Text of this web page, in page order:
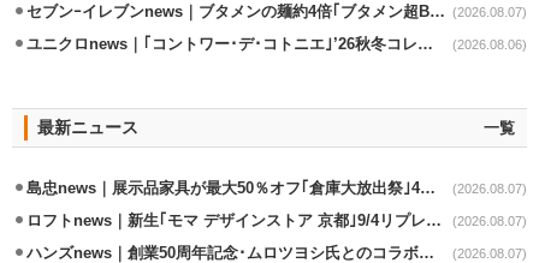
セブンｰイレブンnews｜ブタメンの麺約4倍｢ブタメン超BIG｣8/11から限定発売 (2026.08.07)
ユニクロnews｜｢コントワー･デ･コトニエ｣’26秋冬コレクション8/28発売 (2026.08.06)
最新ニュース 一覧
島忠news｜展示品家具が最大50％オフ｢倉庫大放出祭｣4店舗限定で開催 (2026.08.07)
ロフトnews｜新生｢モマ デザインストア 京都｣9/4リプレイスオープン (2026.08.07)
ハンズnews｜創業50周年記念･ムロツヨシ氏とのコラボ企画｢ムロハンズ｣開催 (2026.08.07)